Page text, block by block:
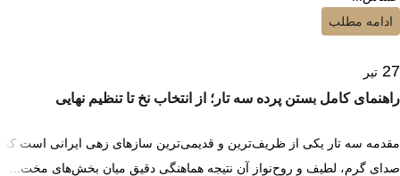
ادامه مطلب
27 تیر
راهنمای کامل بستن پرده سه تار؛ از انتخاب نخ تا تنظیم نهایی
مقدمه سه تار یکی از ظریف‌ترین و قدیمی‌ترین سازهای زهی ایرانی است که
صدای گرم، لطیف و روح‌نواز آن نتیجه هماهنگی دقیق میان بخش‌های مخت...